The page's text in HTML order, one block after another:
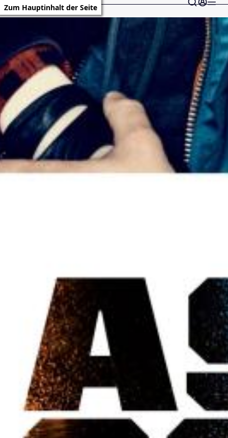
Zum Hauptinhalt der Seite